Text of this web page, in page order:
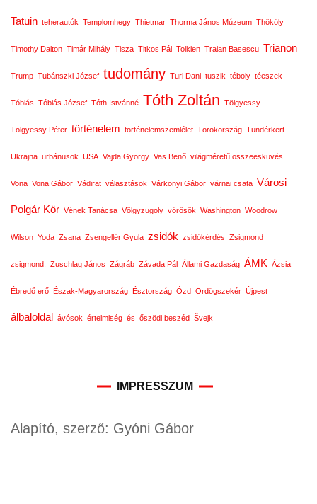
Tatuin teherautók Templomhegy Thietmar Thorma János Múzeum Thököly
Timothy Dalton Timár Mihály Tisza Titkos Pál Tolkien Traian Basescu Trianon
Trump Tubánszki József tudomány Turi Dani tuszik téboly téeszek
Tóbiás Tóbiás József Tóth Istvánné Tóth Zoltán Tölgyessy
Tölgyessy Péter történelem történelemszemlélet Törökország Tündérkert
Ukrajna urbánusok USA Vajda György Vas Benő világméretű összeesküvés
Vona Vona Gábor Vádirat választások Várkonyi Gábor várnai csata Városi
Polgár Kör Vének Tanácsa Völgyzugoly vörösök Washington Woodrow
Wilson Yoda Zsana Zsengellér Gyula zsidók zsidókérdés Zsigmond
zsigmond: Zuschlag János Zágráb Závada Pál Állami Gazdaság ÁMK Ázsia
Ébredő erő Észak-Magyarország Észtország Ózd Ördögszekér Újpest
álbaloldal ávósok értelmiség és őszödi beszéd Švejk
IMPRESSZUM
Alapító, szerző: Gyóni Gábor